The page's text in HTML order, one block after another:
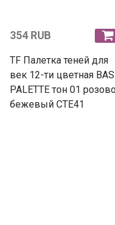
354 RUB
TF Палетка теней для
век 12-ти цветная
PALETTE тон 01
бежевый CTE41